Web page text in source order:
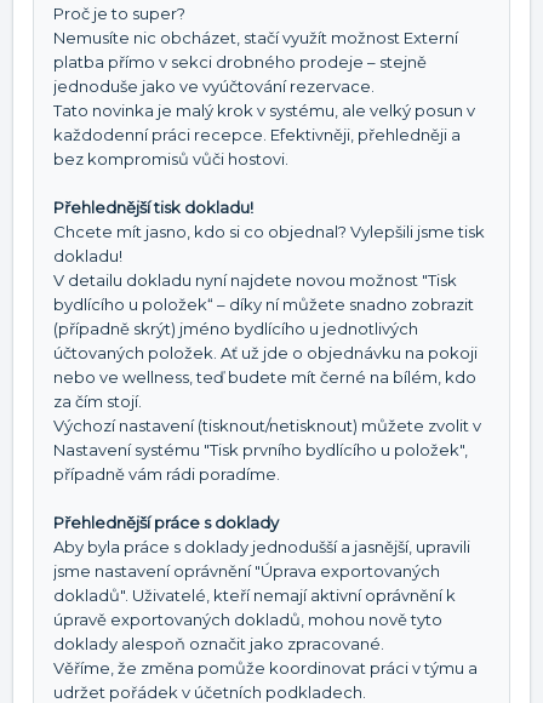
Proč je to super?
Nemusíte nic obcházet, stačí využít možnost Externí
platba přímo v sekci drobného prodeje – stejně
jednoduše jako ve vyúčtování rezervace.
Tato novinka je malý krok v systému, ale velký posun v
každodenní práci recepce. Efektivněji, přehledněji a
bez kompromisů vůči hostovi.
Přehlednější tisk dokladu!
Chcete mít jasno, kdo si co objednal? Vylepšili jsme tisk
dokladu!
V detailu dokladu nyní najdete novou možnost "Tisk
bydlícího u položek“ – díky ní můžete snadno zobrazit
(případně skrýt) jméno bydlícího u jednotlivých
účtovaných položek. Ať už jde o objednávku na pokoji
nebo ve wellness, teď budete mít černé na bílém, kdo
za čím stojí.
Výchozí nastavení (tisknout/netisknout) můžete zvolit v
Nastavení systému "Tisk prvního bydlícího u položek",
případně vám rádi poradíme.
Přehlednější práce s doklady
Aby byla práce s doklady jednodušší a jasnější, upravili
jsme nastavení oprávnění "Úprava exportovaných
dokladů". Uživatelé, kteří nemají aktivní oprávnění k
úpravě exportovaných dokladů, mohou nově tyto
doklady alespoň označit jako zpracované.
Věříme, že změna pomůže koordinovat práci v týmu a
udržet pořádek v účetních podkladech.